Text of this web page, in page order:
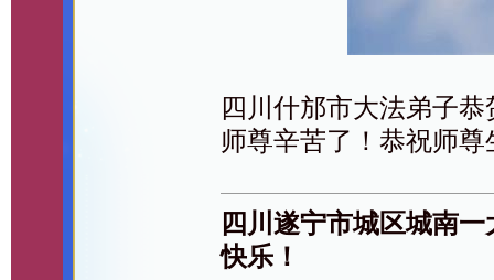
四川什邡市大法弟子
师尊辛苦了！恭祝师
四川遂宁市城区城南
快乐！